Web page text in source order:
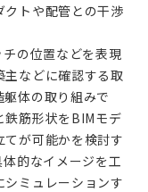
トや配管との干渉
の位置などを表現
主などに確認する取
体の取り組みで
鉄筋形状をBIMモデ
が可能かを検討す
的なイメージを工
ミュレーションす